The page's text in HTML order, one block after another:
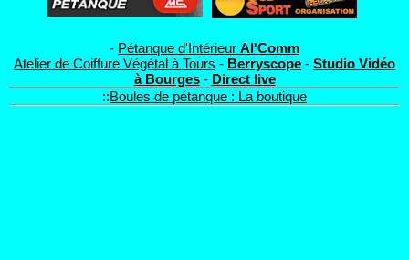
- Pétanque d'Intérieur Al'Comm
Atelier de Coiffure Végétal à Tours - Berryscope - Studio Vidéo
à Bourges- Direct live
::Boules de pétanque : La boutique